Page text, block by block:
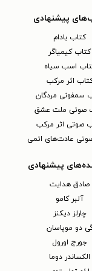
پیشنهادی
کتاب بادام
کتاب کیمیاگر
اسب سیاه
اثر مرکب
سمفونی مردگان
صوتی ملت عشق
صوتی اثر مرکب
عادت‌های اتمی
پیشنهادی
صادق هدایت
آلبر کامو
چارلز دیکنز
دو موپاسان
جورج اورول
الکساندر دوما